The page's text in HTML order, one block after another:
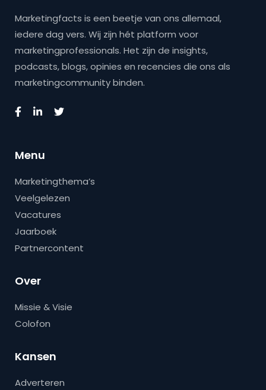
Marketingfacts is een beetje van ons allemaal,
iedere dag vers. Wij zijn hét platform voor
marketingprofessionals. Het zijn de insights,
podcasts, blogs, opinies en recencies die ons als
marketingcommunity binden.
Menu
Marketingthema’s
Veelgelezen
Vacatures
Jaarboek
Partnercontent
Over
Missie & Visie
Colofon
Kansen
Adverteren